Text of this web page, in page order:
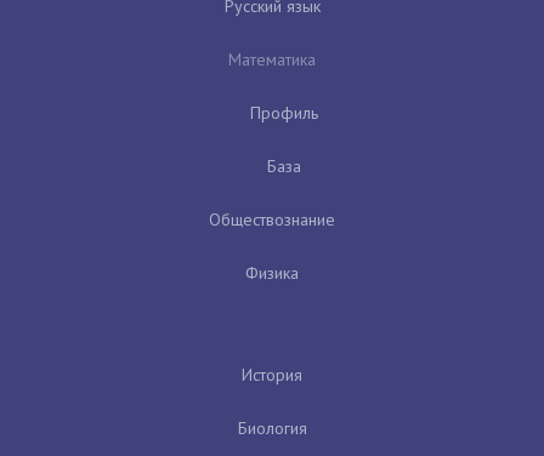
Русский язык
Математика
Профиль
База
Обществознание
Физика
История
Биология